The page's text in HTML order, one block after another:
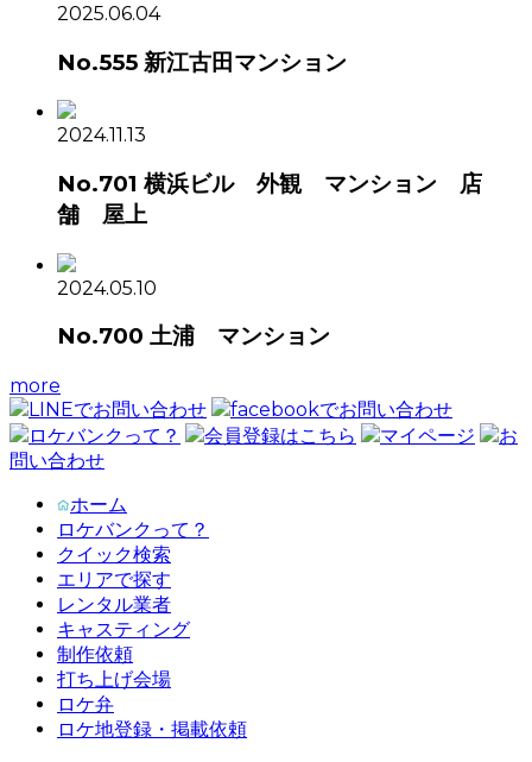
2025.06.04
No.555 新江古田マンション
2024.11.13
No.701 横浜ビル 外観 マンション 店
舗 屋上
2024.05.10
No.700 土浦 マンション
more
LINEでお問い合わせ
facebookでお問い合わせ
ロケバンクって？
会員登録はこちら マイページ
お
問い合わせ
ホーム
ロケバンクって？
クイック検索
エリアで探す
レンタル業者
キャスティング
制作依頼
打ち上げ会場
ロケ弁
ロケ地登録・掲載依頼